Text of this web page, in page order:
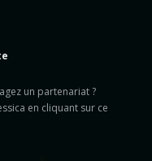
un partenariat ?
en cliquant sur ce